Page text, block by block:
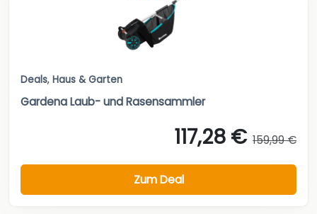
Deals, Haus & Garten
Gardena Laub- und Rasensammler
117,28 € 159,99 €
Zum Deal